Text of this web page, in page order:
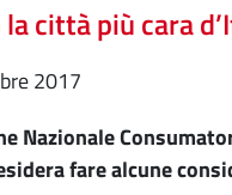
città più cara
2017
Nazionale
fare alcune